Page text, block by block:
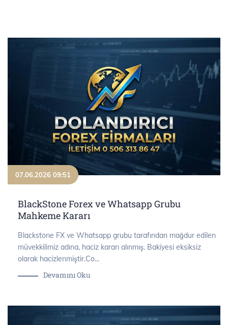
07.06.2026 09:51
BlackStone Forex ve Whatsapp Grubu
Mahkeme Kararı
Blackstone FX ve Whatsapp grubu tarafından mağdur edilen
müvekkilimiz adına, haciz kararı alınmış. Bakiyesi eksiksiz
olarak hacizlenmiştir.Co...
Devamını Oku